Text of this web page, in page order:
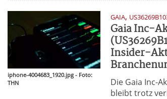
iphone-4004683_1920.jpg - Foto:
THN
GAIA,
Gaia Inc-
Insider-
Die Gaia Inc-
bleibt trotz